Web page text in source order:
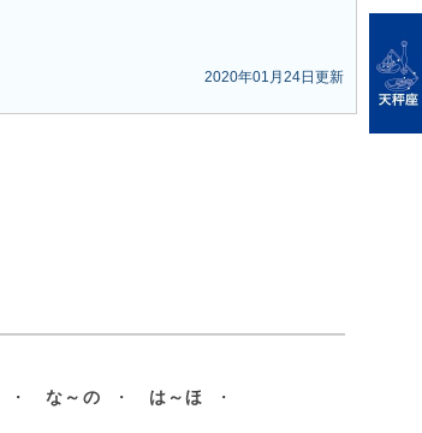
2020年01月24日更新
・ な～の ・ は～ほ ・